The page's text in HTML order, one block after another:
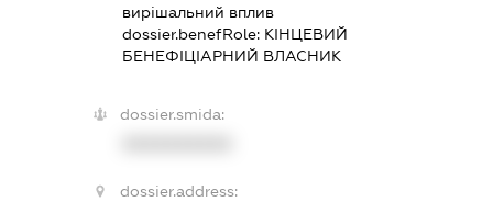
вирішальний вплив
dossier.benefRole: КІНЦЕВИЙ
БЕНЕФІЦІАРНИЙ ВЛАСНИК
dossier.smida:
dossier.address: